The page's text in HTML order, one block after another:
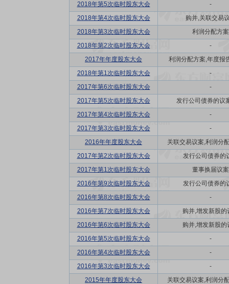
2018年第5次临时股东大会
-
2018年第4次临时股东大会
购并,关联交易
2018年第3次临时股东大会
利润分配方案
2018年第2次临时股东大会
-
2017年年度股东大会
利润分配方案,年度报
2018年第1次临时股东大会
-
2017年第6次临时股东大会
-
2017年第5次临时股东大会
发行公司债券的议
2017年第4次临时股东大会
-
2017年第3次临时股东大会
-
2016年年度股东大会
关联交易议案,利润分
2017年第2次临时股东大会
发行公司债券的
2017年第1次临时股东大会
董事换届议案
2016年第9次临时股东大会
发行公司债券的
2016年第8次临时股东大会
-
2016年第7次临时股东大会
购并,增发新股的
2016年第6次临时股东大会
购并,增发新股的
2016年第5次临时股东大会
-
2016年第4次临时股东大会
-
2016年第3次临时股东大会
-
2015年年度股东大会
关联交易议案,利润分